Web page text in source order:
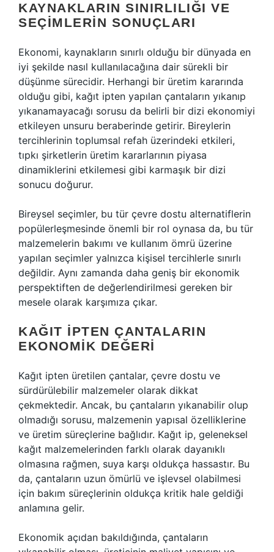
KAYNAKLARIN SINIRLILIĞI VE
SEÇIMLERIN SONUÇLARI
Ekonomi, kaynakların sınırlı olduğu bir dünyada en
iyi şekilde nasıl kullanılacağına dair sürekli bir
düşünme sürecidir. Herhangi bir üretim kararında
olduğu gibi, kağıt ipten yapılan çantaların yıkanıp
yıkanamayacağı sorusu da belirli bir dizi ekonomiyi
etkileyen unsuru beraberinde getirir. Bireylerin
tercihlerinin toplumsal refah üzerindeki etkileri,
tıpkı şirketlerin üretim kararlarının piyasa
dinamiklerini etkilemesi gibi karmaşık bir dizi
sonucu doğurur.
Bireysel seçimler, bu tür çevre dostu alternatiflerin
popülerleşmesinde önemli bir rol oynasa da, bu tür
malzemelerin bakımı ve kullanım ömrü üzerine
yapılan seçimler yalnızca kişisel tercihlerle sınırlı
değildir. Aynı zamanda daha geniş bir ekonomik
perspektiften de değerlendirilmesi gereken bir
mesele olarak karşımıza çıkar.
KAĞIT İPTEN ÇANTALARIN
EKONOMIK DEĞERI
Kağıt ipten üretilen çantalar, çevre dostu ve
sürdürülebilir malzemeler olarak dikkat
çekmektedir. Ancak, bu çantaların yıkanabilir olup
olmadığı sorusu, malzemenin yapısal özelliklerine
ve üretim süreçlerine bağlıdır. Kağıt ip, geleneksel
kağıt malzemelerinden farklı olarak dayanıklı
olmasına rağmen, suya karşı oldukça hassastır. Bu
da, çantaların uzun ömürlü ve işlevsel olabilmesi
için bakım süreçlerinin oldukça kritik hale geldiği
anlamına gelir.
Ekonomik açıdan bakıldığında, çantaların